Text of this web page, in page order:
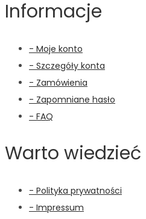
Informacje
- Moje konto
- Szczegóły konta
- Zamówienia
- Zapomniane hasło
- FAQ
Warto wiedzieć
- Polityka prywatności
- Impressum